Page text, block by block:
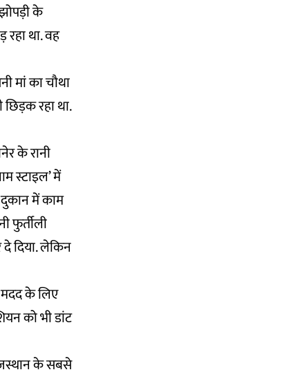
के
था. वह
मां का चौथा
रहा था.
के रानी
स्टाइल’ में
में काम
फुर्तीली
दिया. लेकिन
के लिए
को भी डांट
के सबसे